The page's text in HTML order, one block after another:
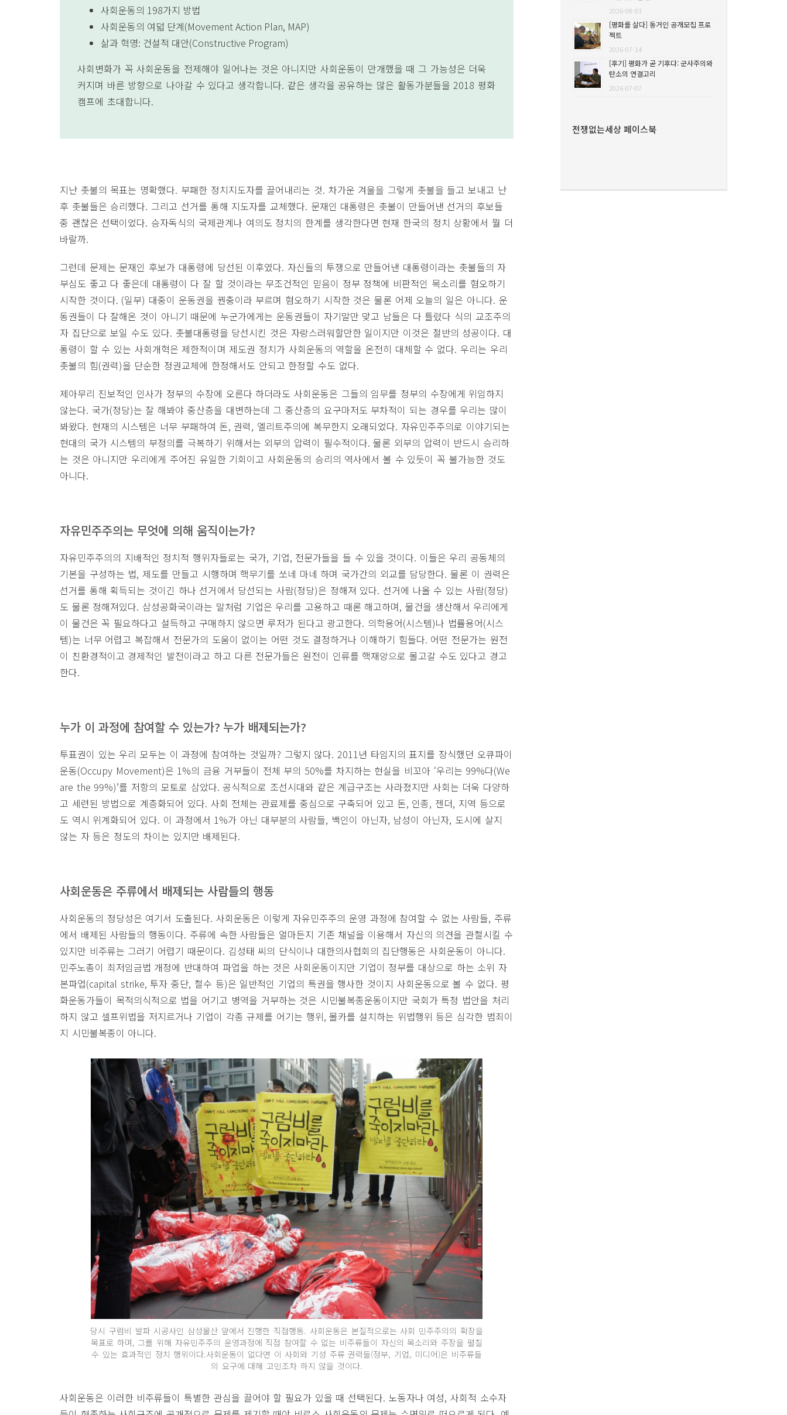
사회운동의 198가지 방법
사회운동의 여덟 단계(Movement Action Plan, MAP)
삶과 혁명: 건설적 대안(Constructive Program)
사회변화가 꼭 사회운동을 전제해야 일어나는 것은 아니지만 사회운동이 만개했을 때 그 가능성은 더욱
커지며 바른 방향으로 나아갈 수 있다고 생각합니다. 같은 생각을 공유하는 많은 활동가분들을2018 평화
캠프에 초대합니다.
지난 촛불의 목표는 명확했다. 부패한 정치지도자를 끌어내리는 것. 차가운 겨울을 그렇게 촛불을 들고 보내고 난
후 촛불들은 승리했다. 그리고 선거를 통해 지도자를 교체했다. 문재인 대통령은 촛불이 만들어낸 선거의 후보들
중 괜찮은 선택이었다. 승자독식의 국제관계나 여의도 정치의 한계를 생각한다면 현재 한국의 정치 상황에서 뭘 더
바랄까.
그런데 문제는 문재인 후보가 대통령에 당선된 이후였다. 자신들의 투쟁으로 만들어낸 대통령이라는 촛불들의 자
부심도 좋고 다 좋은데 대통령이 다 잘 할 것이라는 무조건적인 믿음이 정부 정책에 비판적인 목소리를 혐오하기
시작한 것이다. (일부) 대중이 운동권을 꿘충이라 부르며 혐오하기 시작한 것은 물론 어제 오늘의 일은 아니다. 운
동권들이 다 잘해온 것이 아니기 때문에 누군가에게는 운동권들이 자기말만 맞고 남들은 다 틀렸다 식의 교조주의
자 집단으로 보일 수도 있다. 촛불대통령을 당선시킨 것은 자랑스러워할만한 일이지만 이것은 절반의 성공이다. 대
통령이 할 수 있는 사회개혁은 제한적이며 제도권 정치가 사회운동의 역할을 온전히 대체할 수 없다. 우리는 우리
촛불의 힘(권력)을 단순한 정권교체에 한정해서도 안되고 한정할 수도 없다.
제아무리 진보적인 인사가 정부의 수장에 오른다 하더라도 사회운동은 그들의 임무를 정부의 수장에게 위임하지
않는다. 국가(정당)는 잘 해봐야 중산층을 대변하는데 그 중산층의 요구마저도 부차적이 되는 경우를 우리는 많이
봐왔다. 현재의 시스템은 너무 부패하여 돈, 권력, 엘리트주의에 복무한지 오래되었다. 자유민주주의로 이야기되는
현대의 국가 시스템의 부정의를 극복하기 위해서는 외부의 압력이 필수적이다.물론 외부의 압력이 반드시 승리하
는 것은 아니지만 우리에게 주어진 유일한 기회이고 사회운동의 승리의 역사에서 볼 수 있듯이 꼭 불가능한 것도
아니다.
자유민주주의는 무엇에 의해 움직이는가?
자유민주주의의 지배적인 정치적 행위자들로는 국가, 기업, 전문가들을 들 수 있을 것이다. 이들은 우리 공동체의
기본을 구성하는 법, 제도를 만들고 시행하며 핵무기를 쏘네 마네 하며 국가간의 외교를 담당한다.물론 이 권력은
선거를 통해 획득되는 것이긴 하나 선거에서 당선되는 사람(정당)은 정해져 있다.선거에 나올 수 있는 사람(정당)
도 물론 정해져있다. 삼성공화국이라는 말처럼 기업은 우리를 고용하고 때론 해고하며,물건을 생산해서 우리에게
이 물건은 꼭 필요하다고 설득하고 구매하지 않으면 루저가 된다고 광고한다. 의학용어(시스템)나 법률용어(시스
템)는 너무 어렵고 복잡해서 전문가의 도움이 없이는 어떤 것도 결정하거나 이해하기 힘들다. 어떤 전문가는 원전
이 친환경적이고 경제적인 발전이라고 하고 다른 전문가들은 원전이 인류를 핵재앙으로 몰고갈 수도 있다고 경고
한다.
누가 이 과정에 참여할 수 있는가? 누가 배제되는가?
투표권이 있는 우리 모두는 이 과정에 참여하는 것일까? 그렇지 않다. 2011 년 타임지의 표지를 장식했던 오큐파이
운동(Occupy Movement)은 1%의 금융 거부들이 전체 부의 50%를 차지하는 현실을 비꼬아 ‘우리는 99%다(We
are the 99%)’를 저항의 모토로 삼았다.공식적으로 조선시대와 같은 계급구조는 사라졌지만 사회는 더욱 다양하
고 세련된 방법으로 계층화되어 있다. 사회 전체는 관료제를 중심으로 구축되어 있고 돈, 인종, 젠더, 지역 등으로
도 역시 위계화되어 있다. 이 과정에서 1%가 아닌 대부분의 사람들, 백인이 아닌자, 남성이 아닌자, 도시에 살지
않는 자 등은 정도의 차이는 있지만 배제된다.
사회운동은 주류에서 배제되는 사람들의 행동
사회운동의 정당성은 여기서 도출된다. 사회운동은 이렇게 자유민주주의 운영 과정에 참여할 수 없는 사람들, 주류
에서 배제된 사람들의 행동이다. 주류에 속한 사람들은 얼마든지 기존 채널을 이용해서 자신의 의견을 관철시킬 수
있지만 비주류는 그러기 어렵기 때문이다. 김성태 씨의 단식이나 대한의사협회의 집단행동은 사회운동이 아니다.
민주노총이 최저임금법 개정에 반대하여 파업을 하는 것은 사회운동이지만 기업이 정부를 대상으로 하는 소위 자
본파업(capital strike, 투자 중단, 철수 등)은 일반적인 기업의 특권을 행사한 것이지 사회운동으로 볼 수 없다. 평
화운동가들이 목적의식적으로 법을 어기고 병역을 거부하는 것은 시민불복종운동이지만 국회가 특정 법안을 처리
하지 않고 셀프위법을 저지르거나 기업이 각종 규제를 어기는 행위,몰카를 설치하는 위법행위 등은 심각한 범죄이
지 시민불복종이 아니다.
당시 구럼비 발파 시공사인 삼성물산 앞에서 진행한 직접행동. 사회운동은 본질적으로는 사회 민주주의의 확장을
목표로 하며, 그를 위해 자유민주주의 운영과정에 직접 참여할 수 없는 비주류들이 자신의 목소리와 주장을 펼칠
수 있는 효과적인 정치 행위이다.사회운동이 없다면 이 사회와 기성 주류 권력들(정부, 기업, 미디어)은 비주류들
의 요구에 대해 고민조차 하지 않을 것이다.
사회운동은 이러한 비주류들이 특별한 관심을 끌어야 할 필요가 있을 때 선택된다. 노동자나 여성,사회적 소수자
2026-08-03
[평화를 살다] 동거인 공개모집 프로
젝트
2026-07-14
[후기] 평화가 곧 기후다: 군사주의와
탄소의 연결고리
2026-07-07
전쟁없는세상 페이스북